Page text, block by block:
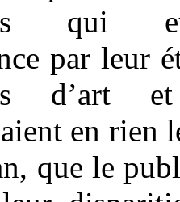
qui
par leur
d’art
en rien
que le